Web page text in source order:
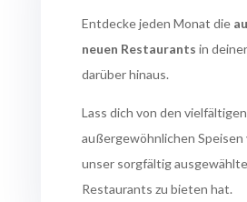
Entdecke jeden Monat die
neuen Restaurants in
darüber hinaus.
Lass dich von den
außergewöhnlichen Speisen
unser sorgfältig
Restaurants zu bieten hat.